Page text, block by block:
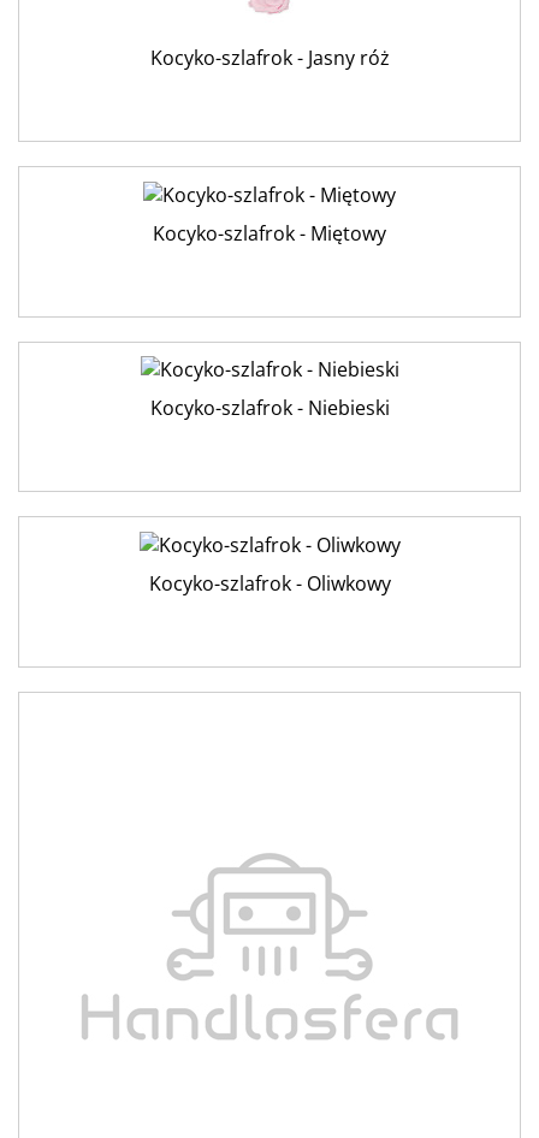
Kocyko-szlafrok - Jasny róż
Kocyko-szlafrok - Miętowy
Kocyko-szlafrok - Niebieski
Kocyko-szlafrok - Oliwkowy